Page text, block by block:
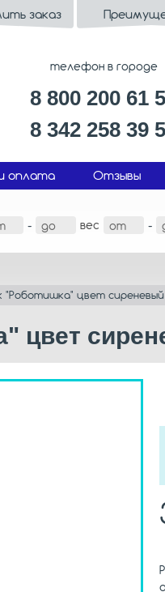
заказ
телефон в городе
8 800 200 61
8 342 258 39
оплата Отзывы
- вес -
"Роботишка" цвет сиреневый
цвет